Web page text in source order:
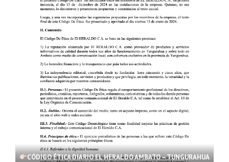
CÓDIGO ÉTICA DIARIO EL HERALDO AMBATO – TUNGURAHUA